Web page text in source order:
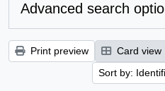
Advanced search
Print preview Card view
Sort by: